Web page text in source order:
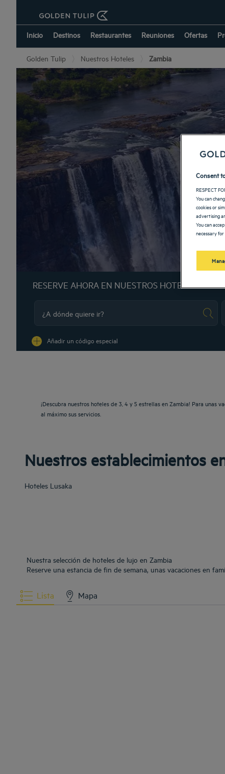
Inicio Destinos Restaurantes Reuniones Ofertas
Golden Tulip Nuestros Hoteles Zambia
RESERVE AHORA EN NUESTROS HOTELES
Añadir un código especial
¡Descubra nuestros hoteles de 3, 4 y 5 estrellas en Zambia! Para
al máximo sus servicios.
Nuestros establecimientos
Hoteles Lusaka
Nuestra selección de hoteles de lujo en Zambia
Reserve una estancia de fin de semana, unas vacaciones en
Lista Mapa
Consent
RESPECT
You can
cookies or
advertising
You can
necessary